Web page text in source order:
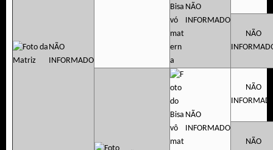
NÃO
INFORMADO
NÃO
INFORMADO
NÃO
NÃO
INFORMADO
NÃO
NÃO